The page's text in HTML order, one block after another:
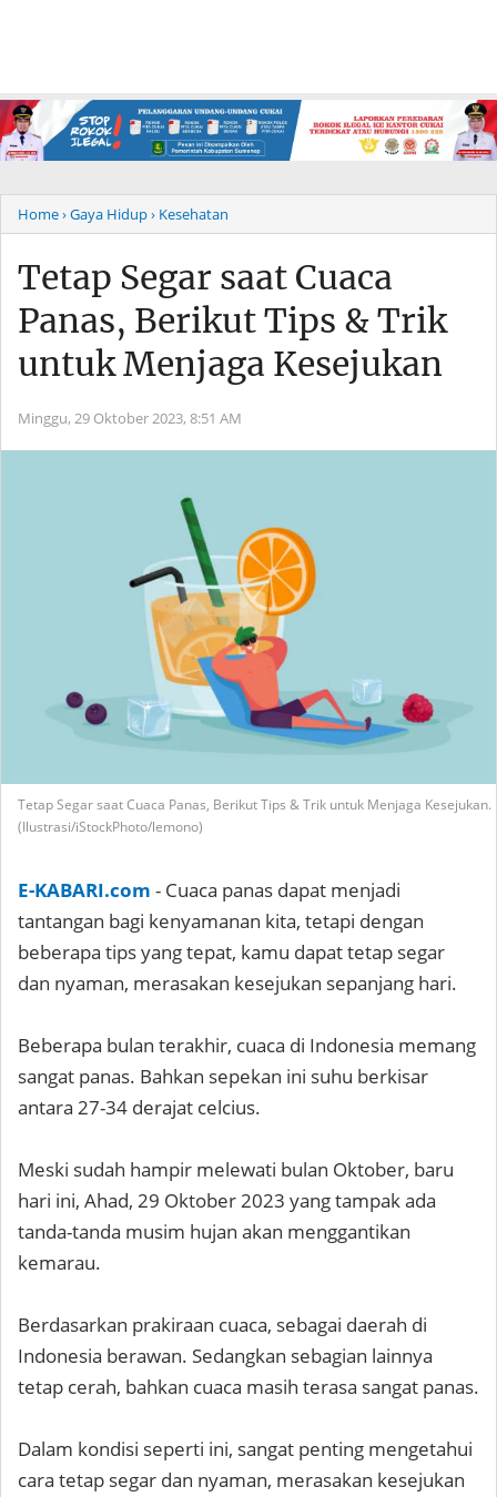
Home› Gaya Hidup› Kesehatan
Tetap Segar saat Cuaca
Panas, Berikut Tips & Trik
untuk Menjaga Kesejukan
Minggu, 29 Oktober 2023, 8:51 AM
Tetap Segar saat Cuaca Panas, Berikut Tips & Trik untuk Menjaga Kesejukan.
(Ilustrasi/iStockPhoto/lemono)
E-KABARI.com - Cuaca panas dapat menjadi
tantangan bagi kenyamanan kita, tetapi dengan
beberapa tips yang tepat, kamu dapat tetap segar
dan nyaman, merasakan kesejukan sepanjang hari.
Beberapa bulan terakhir, cuaca di Indonesia memang
sangat panas. Bahkan sepekan ini suhu berkisar
antara 27-34 derajat celcius.
Meski sudah hampir melewati bulan Oktober, baru
hari ini, Ahad, 29 Oktober 2023 yang tampak ada
tanda-tanda musim hujan akan menggantikan
kemarau.
Berdasarkan prakiraan cuaca, sebagai daerah di
Indonesia berawan. Sedangkan sebagian lainnya
tetap cerah, bahkan cuaca masih terasa sangat panas.
Dalam kondisi seperti ini, sangat penting mengetahui
cara tetap segar dan nyaman, merasakan kesejukan